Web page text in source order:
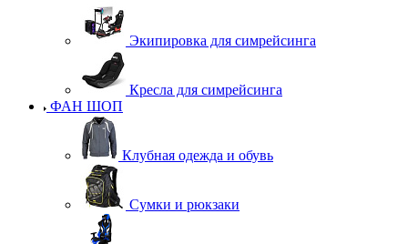
Экипировка для симрейсинга
Кресла для симрейсинга
ФАН ШОП
Клубная одежда и обувь
Сумки и рюкзаки